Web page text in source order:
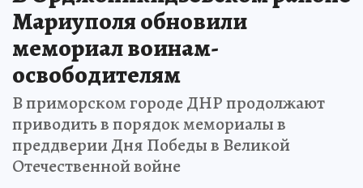
Мариуполя обновили
мемориал воинам-
освободителям
В приморском городе ДНР продолжают
приводить в порядок мемориалы в
преддверии Дня Победы в Великой
Отечественной войне